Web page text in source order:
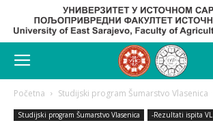
Početna Studijski program Šumarstvo Vlasenica
Studijski program Šumarstvo Vlasenica -Rezultati ispita VL